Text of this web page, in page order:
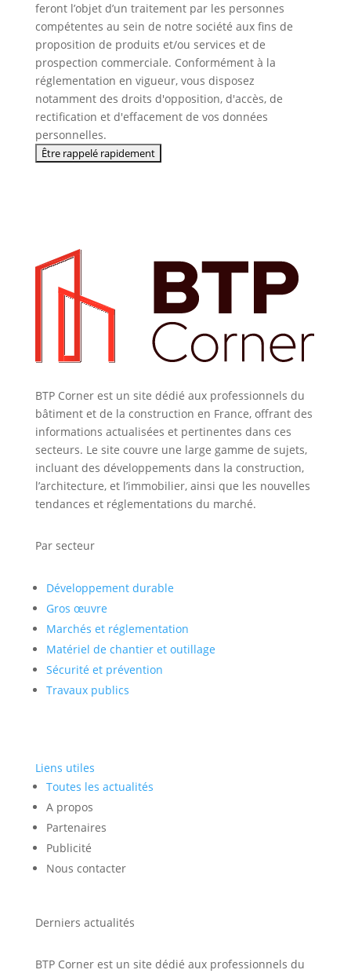
feront l’objet d’un traitement par les personnes
compétentes au sein de notre société aux fins de
proposition de produits et/ou services et de
prospection commerciale. Conformément à la
réglementation en vigueur, vous disposez
notamment des droits d'opposition, d'accès, de
rectification et d'effacement de vos données
personnelles.
BTP Corner est un site dédié aux professionnels du
bâtiment et de la construction en France, offrant des
informations actualisées et pertinentes dans ces
secteurs. Le site couvre une large gamme de sujets,
incluant des développements dans la construction,
l’architecture, et l’immobilier, ainsi que les nouvelles
tendances et réglementations du marché.
Par secteur
Développement durable
Gros œuvre
Marchés et réglementation
Matériel de chantier et outillage
Sécurité et prévention
Travaux publics
Liens utiles
Toutes les actualités
A propos
Partenaires
Publicité
Nous contacter
Derniers actualités
BTP Corner est un site dédié aux professionnels du